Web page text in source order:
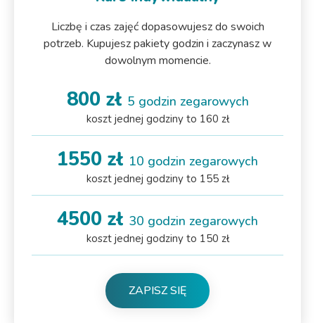
Liczbę i czas zajęć dopasowujesz do swoich
potrzeb. Kupujesz pakiety godzin i zaczynasz w
dowolnym momencie.
800 zł 5 godzin zegarowych
koszt jednej godziny to 160 zł
1550 zł 10 godzin zegarowych
koszt jednej godziny to 155 zł
4500 zł 30 godzin zegarowych
koszt jednej godziny to 150 zł
ZAPISZ SIĘ